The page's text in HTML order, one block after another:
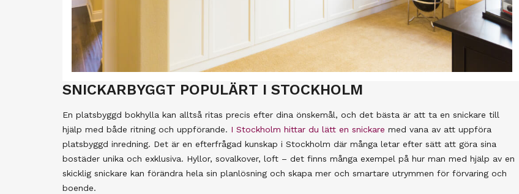
SNICKARBYGGT POPULÄRT I STOCKHOLM
En platsbyggd bokhylla kan alltså ritas precis efter dina önskemål, och det bästa är att ta en snickare till
hjälp med både ritning och uppförande. I Stockholm hittar du lätt en snickare med vana av att uppföra
platsbyggd inredning. Det är en efterfrågad kunskap i Stockholm där många letar efter sätt att göra sina
bostäder unika och exklusiva. Hyllor, sovalkover, loft – det finns många exempel på hur man med hjälp av en
skicklig snickare kan förändra hela sin planlösning och skapa mer och smartare utrymmen för förvaring och
boende.